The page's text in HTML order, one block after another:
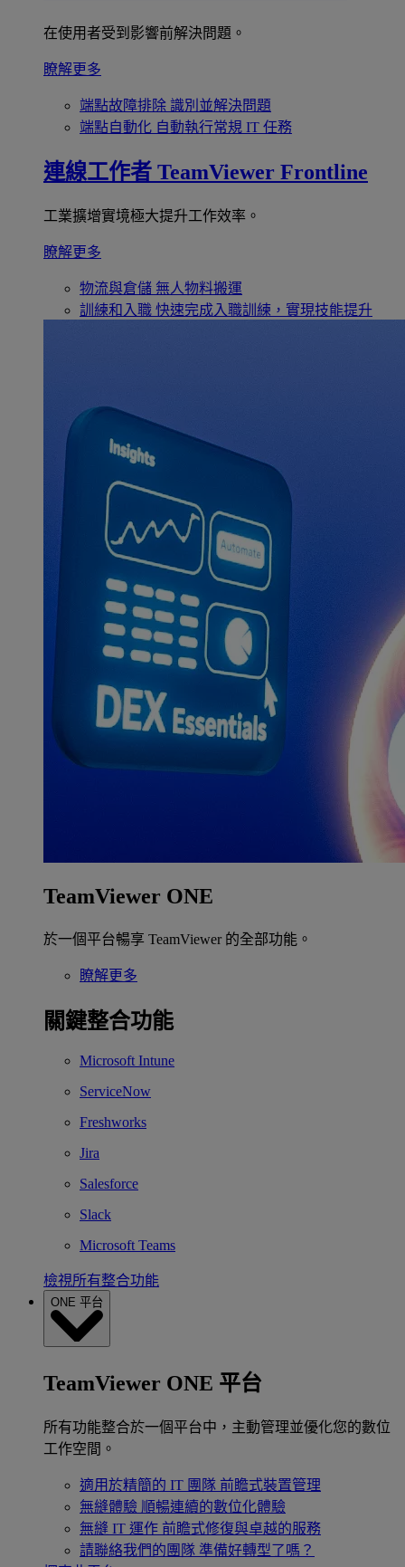
在使用者受到影響前解決問題。
瞭解更多
端點故障排除 識別並解決問題
端點自動化 自動執行常規 IT 任務
連線工作者 TeamViewer Frontline
工業擴增實境極大提升工作效率。
瞭解更多
物流與倉儲 無人物料搬運
訓練和入職 快速完成入職訓練，實現技能提升
TeamViewer ONE
於一個平台暢享 TeamViewer 的全部功能。
瞭解更多
關鍵整合功能
Microsoft Intune
ServiceNow
Freshworks
Jira
Salesforce
Slack
Microsoft Teams
檢視所有整合功能
ONE 平台
TeamViewer ONE 平台
所有功能整合於一個平台中，主動管理並優化您的數位
工作空間。
適用於精簡的 IT 團隊 前瞻式裝置管理
無縫體驗 順暢連續的數位化體驗
無縫 IT 運作 前瞻式修復與卓越的服務
請聯絡我們的團隊 準備好轉型了嗎？